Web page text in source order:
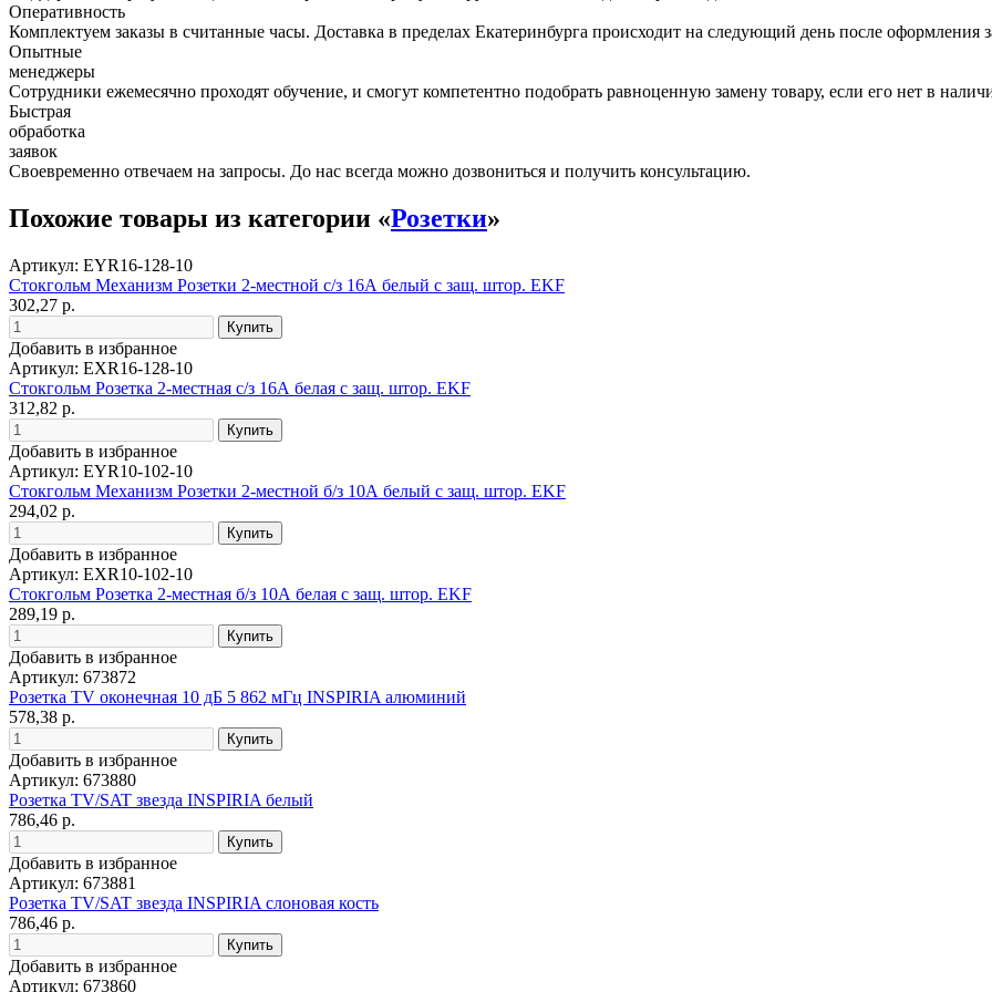
Оперативность
Комплектуем заказы в считанные часы. Доставка в пределах Екатеринбурга происходит на следующий день после оформления
Опытные
менеджеры
Сотрудники ежемесячно проходят обучение, и смогут компетентно подобрать равноценную замену товару, если его нет в
Быстрая
обработка
заявок
Своевременно отвечаем на запросы. До нас всегда можно дозвониться и получить консультацию.
Похожие товары из категории «Розетки»
Артикул: EYR16-128-10
Стокгольм Механизм Розетки 2-местной с/з 16А белый с защ. штор. EKF
302,27 р.
Добавить в избранное
Артикул: EXR16-128-10
Стокгольм Розетка 2-местная с/з 16А белая с защ. штор. EKF
312,82 р.
Добавить в избранное
Артикул: EYR10-102-10
Стокгольм Механизм Розетки 2-местной б/з 10А белый с защ. штор. EKF
294,02 р.
Добавить в избранное
Артикул: EXR10-102-10
Стокгольм Розетка 2-местная б/з 10А белая с защ. штор. EKF
289,19 р.
Добавить в избранное
Артикул: 673872
Розетка TV оконечная 10 дБ 5 862 мГц INSPIRIA алюминий
578,38 р.
Добавить в избранное
Артикул: 673880
Розетка TV/SAT звезда INSPIRIA белый
786,46 р.
Добавить в избранное
Артикул: 673881
Розетка TV/SAT звезда INSPIRIA слоновая кость
786,46 р.
Добавить в избранное
Артикул: 673860